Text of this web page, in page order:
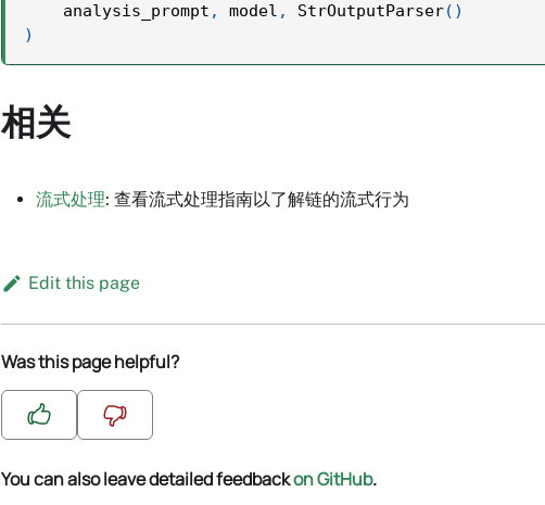
    analysis_prompt
, model , StrOutputParser( )
)
相关
流式处理: 查看流式处理指南以了解链的流式行为
Edit this page
Was this page helpful?
You can also leave detailed feedbackon GitHub.